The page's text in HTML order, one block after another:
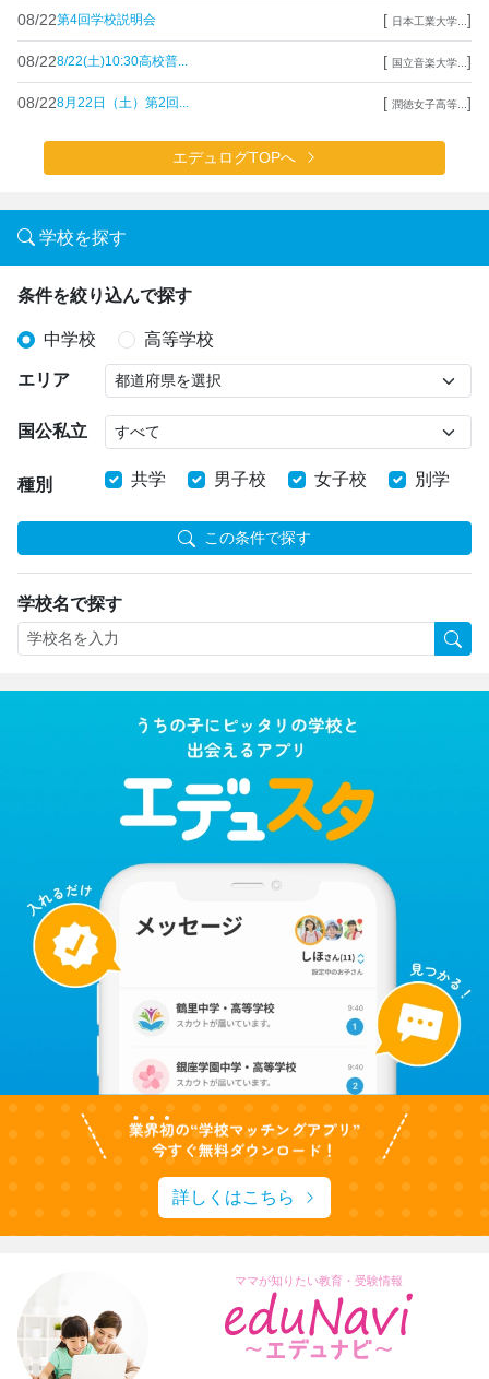
08/22第4回学校説明会 [ 日本工業大学... ]
08/228/22(土)10:30高校普... [ 国立音楽大学... ]
08/228月22日（土）第2回... [ 潤徳女子高等... ]
エデュログTOPへ
学校を探す
条件を絞り込んで探す
中学校 高等学校
エリア
国公私立
種別 共学 男子校 女子校 別学
この条件で探す
学校名で探す
詳しくはこちら
ママが知りたい教育・受験情報